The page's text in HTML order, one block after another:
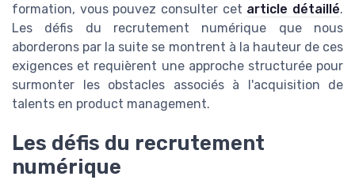
formation, vous pouvez consulter cet article détaillé.
Les défis du recrutement numérique que nous
aborderons par la suite se montrent à la hauteur de ces
exigences et requièrent une approche structurée pour
surmonter les obstacles associés à l'acquisition de
talents en product management.
Les défis du recrutement
numérique